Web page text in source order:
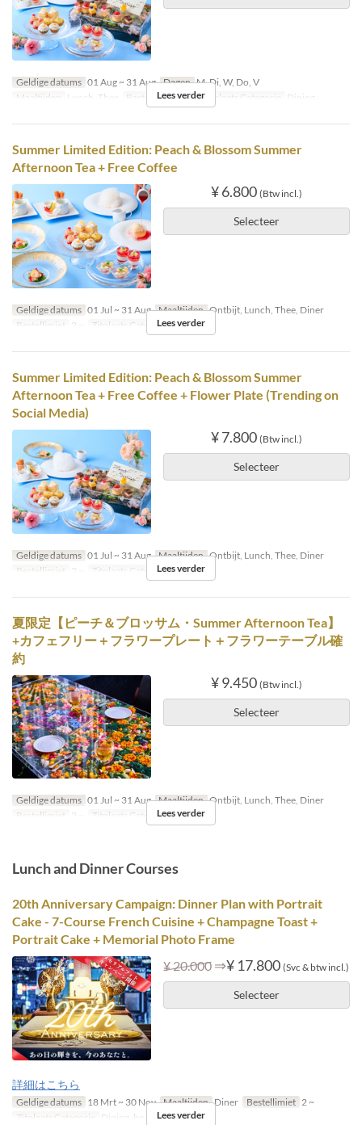
Geldige datums 01 Aug ~ 31 Aug Dagen M, Di, W, Do, V
Maaltijden
Lunch, Thee Bestellimiet 2 ~ Zitplaats Categorie Dining
Lees verder
Summer Limited Edition: Peach & Blossom Summer
Afternoon Tea + Free Coffee
¥ 6.800 (Btw incl.)
Selecteer
Geldige datums 01 Jul ~ 31 Aug Maaltijden Ontbijt, Lunch, Thee, Diner
Bestellimiet
2 ~ Zitplaats Categorie Dining
Lees verder
Summer Limited Edition: Peach & Blossom Summer
Afternoon Tea + Free Coffee + Flower Plate (Trending on
Social Media)
¥ 7.800 (Btw incl.)
Selecteer
Geldige datums 01 Jul ~ 31 Aug Maaltijden Ontbijt, Lunch, Thee, Diner
Bestellimiet
2 ~ Zitplaats Categorie Dining
Lees verder
夏限定【ピーチ＆ブロッサム・Summer Afternoon Tea】
+カフェフリー＋フラワープレート＋フラワーテーブル確
約
¥ 9.450 (Btw incl.)
Selecteer
Geldige datums 01 Jul ~ 31 Aug Maaltijden Ontbijt, Lunch, Thee, Diner
Bestellimiet
2 ~ Zitplaats Categorie booth
Lees verder
Lunch and Dinner Courses
20th Anniversary Campaign: Dinner Plan with Portrait
Cake - 7-Course French Cuisine + Champagne Toast +
Portrait Cake + Memorial Photo Frame
¥ 20.000 ⇒¥ 17.800 (Svc & btw incl.)
Selecteer
詳細はこちら
Geldige datums 18 Mrt ~ 30 Nov Maaltijden Diner Bestellimiet 2 ~
Zitplaats Categorie
Dining, boothLees verder